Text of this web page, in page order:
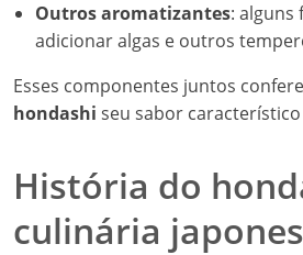
Outros aromatizantes: alguns
adicionar algas e outros
Esses componentes juntos
hondashi seu sabor
História do
culinária